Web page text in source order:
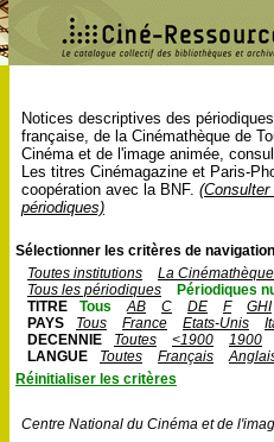
Notices descriptives des
française, de la Cinémathèque de
Cinéma et de l'image animée,
Les titres Cinémagazine et Paris-
coopération avec la BNF.
périodiques)
Sélectionner les critères de
Toutes institutions
La
Tous les périodiques
Périodiques
TITRE
Tous AB C DE F
GHI
PAYS
Tous France Etats-Unis
DECENNIE
Toutes <1900
1900
LANGUE
Toutes Français
Réinitialiser les critères
Centre National du Cinéma et de